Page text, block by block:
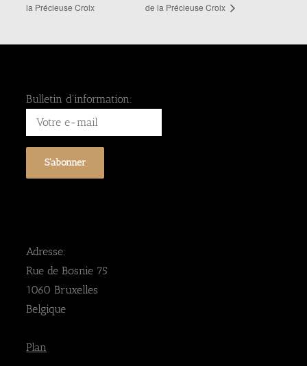
la Précieuse Croix
de la Précieuse Croix
Bulletin d'information:
Adresse:
Rue de Bosnie 75
1060 Bruxelles
Belgique
Plan